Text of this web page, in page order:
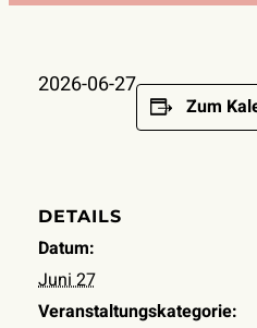
2026-06-27
Zum
DETAILS
Datum:
Juni 27
Veranstaltungskategorie: